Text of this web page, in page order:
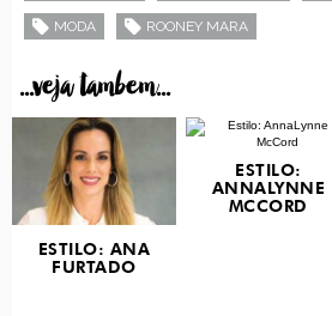
MODA ROONEY MARA
...veja tambem...
ESTILO: ANA
FURTADO
ESTILO:
ANNALYNNE
MCCORD